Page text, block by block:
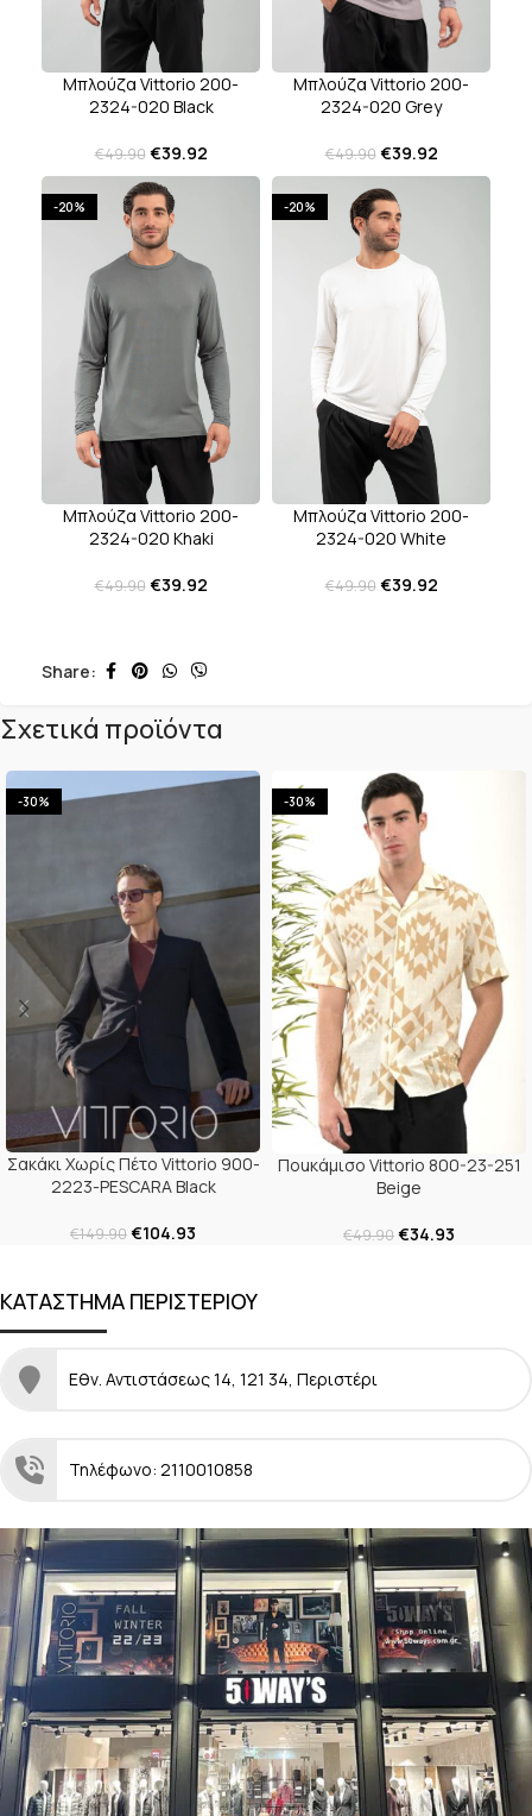
Μπλούζα Vittorio 200-
2324-020 Black
€49.90 €39.92
Μπλούζα Vittorio 200-
2324-020 Grey
€49.90 €39.92
-20%
Μπλούζα Vittorio 200-
2324-020 Khaki
€49.90 €39.92
-20%
Μπλούζα Vittorio 200-
2324-020 White
€49.90 €39.92
Share:
Σχετικά προϊόντα
-30%
Σακάκι Χωρίς Πέτο Vittorio 900-
2223-PESCARA Black
€149.90€104.93
-30%
Ποuκάμισο Vittorio 800-23-251
Beige
€49.90€34.93
ΚΑΤΑΣΤΗΜΑ ΠΕΡΙΣΤΕΡΙΟΥ
Εθν. Αντιστάσεως 14, 121 34, Περιστέρι
Τηλέφωνο: 2110010858